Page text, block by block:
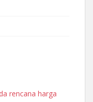
rencana harga